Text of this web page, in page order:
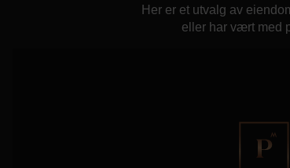
Her er et utvalg av
eller har vært med